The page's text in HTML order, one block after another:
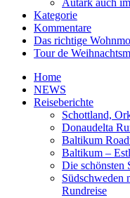
Kategorie
Kommentare
Das richtige
Tour de
Home
NEWS
Reiseberichte
Schottland,
Donaudelta
Baltikum
Baltikum –
Die schönsten
Südschweden
Rundreise